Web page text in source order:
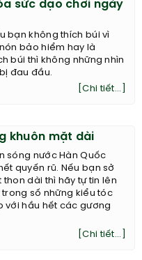
sức dạo chơi ngày
bạn không thích búi vì
bảo hiểm hay là
búi thì không những nhìn
đau đầu.
[Chi tiết...]
khuôn mặt dài
sóng nước Hàn Quốc
quyến rũ. Nếu bạn sở
thon dài thì hãy tự tin lên
số những kiểu tóc
với hầu hết các gương
[Chi tiết...]